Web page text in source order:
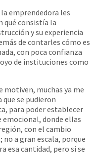
emprendedora les
qué consistía la
y su experiencia
de contarles cómo es
con poca confianza
de instituciones como
motiven, muchas ya me
que se pudieron
para poder establecer
donde ellas
con el cambio
a gran escala, porque
esa cantidad, pero si se